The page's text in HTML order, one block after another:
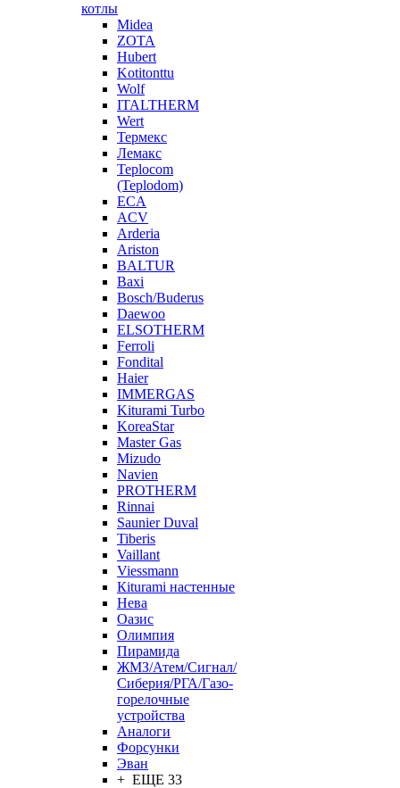
котлы
Midea
ZOTA
Hubert
Kotitonttu
Wolf
ITALTHERM
Wert
Термекс
Лемакс
Teplocom
(Teplodom)
ECA
ACV
Arderia
Ariston
BALTUR
Baxi
Bosch/Buderus
Daewoo
ELSOTHERM
Ferroli
Fondital
Haier
IMMERGAS
Kiturami Turbo
KoreaStar
Master Gas
Mizudo
Navien
PROTHERM
Rinnai
Saunier Duval
Tiberis
Vaillant
Viessmann
Кiturami настенные
Нева
Оазис
Олимпия
Пирамида
ЖМЗ/Атем/Сигнал/
Сиберия/РГА/Газо-
горелочные
устройства
Aналоги
Форсунки
Эван
+ ЕЩЕ 33